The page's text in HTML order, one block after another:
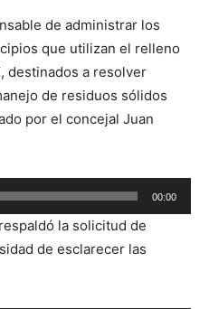
de administrar los
que utilizan el relleno
destinados a resolver
de residuos sólidos
por el concejal Juan
00:00
la solicitud de
de esclarecer las